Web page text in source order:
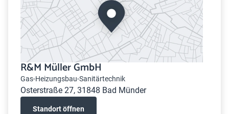
R&M Müller GmbH
Gas-Heizungsbau-Sanitärtechnik
Osterstraße 27, 31848 Bad Münder
Standort öffnen